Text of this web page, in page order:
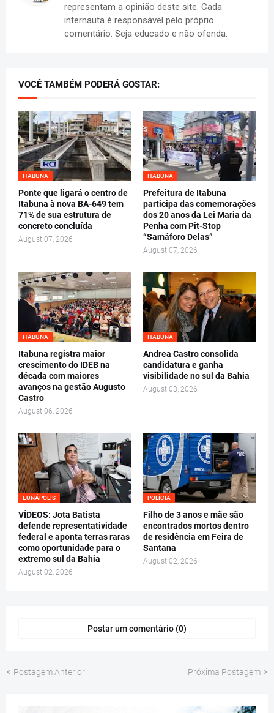
representam a opinião deste site. Cada
internauta é responsável pelo próprio
comentário. Seja educado e não ofenda.
VOCÊ TAMBÉM PODERÁ GOSTAR:
ITABUNA
Ponte que ligará o centro de
Itabuna à nova BA-649 tem
71% de sua estrutura de
concreto concluída
August 07, 2026
ITABUNA
Prefeitura de Itabuna
participa das comemorações
dos 20 anos da Lei Maria da
Penha com Pit-Stop
“Samáforo Delas”
August 07, 2026
ITABUNA
Itabuna registra maior
crescimento do IDEB na
década com maiores
avanços na gestão Augusto
Castro
August 06, 2026
ITABUNA
Andrea Castro consolida
candidatura e ganha
visibilidade no sul da Bahia
August 03, 2026
EUNÁPOLIS
VÍDEOS: Jota Batista
defende representatividade
federal e aponta terras raras
como oportunidade para o
extremo sul da Bahia
August 02, 2026
POLÍCIA
Filho de 3 anos e mãe são
encontrados mortos dentro
de residência em Feira de
Santana
August 02, 2026
Postar um comentário (0)
Postagem Anterior Próxima Postagem